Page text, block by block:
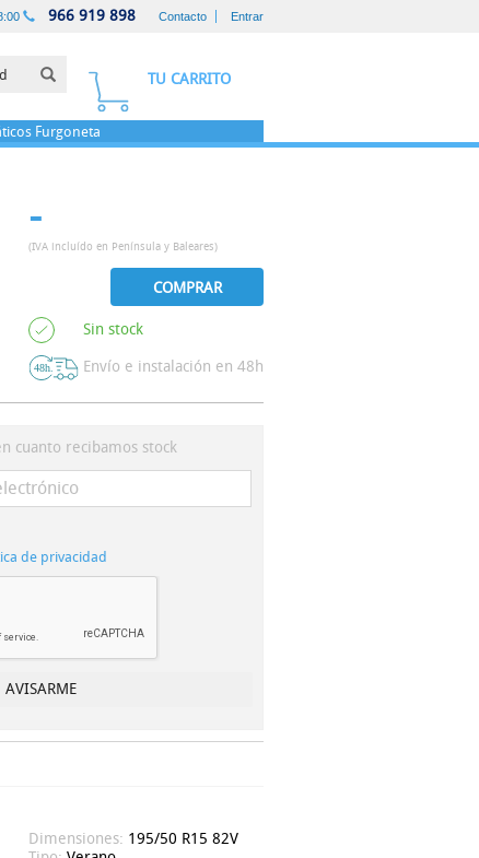
966 919 898 Contacto Entrar
TU CARRITO
Furgoneta
-
(IVA incluído en Península y Baleares)
COMPRAR
Sin stock
Envío e instalación en 48h
cuanto recibamos stock
de privacidad
Dimensiones: 195/50 R15 82V